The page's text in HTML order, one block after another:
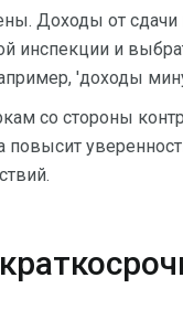
Доходы от сдачи
инспекции и
'доходы
со стороны